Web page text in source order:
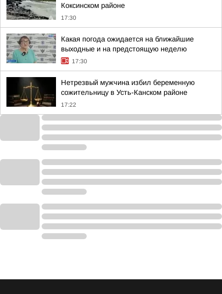
Коксинском районе
17:30
Какая погода ожидается на ближайшие
выходные и на предстоящую неделю
17:30
Нетрезвый мужчина избил беременную
сожительницу в Усть-Канском районе
17:22